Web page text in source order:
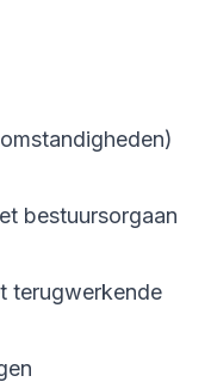
bestuursorgaan
terugwerkende